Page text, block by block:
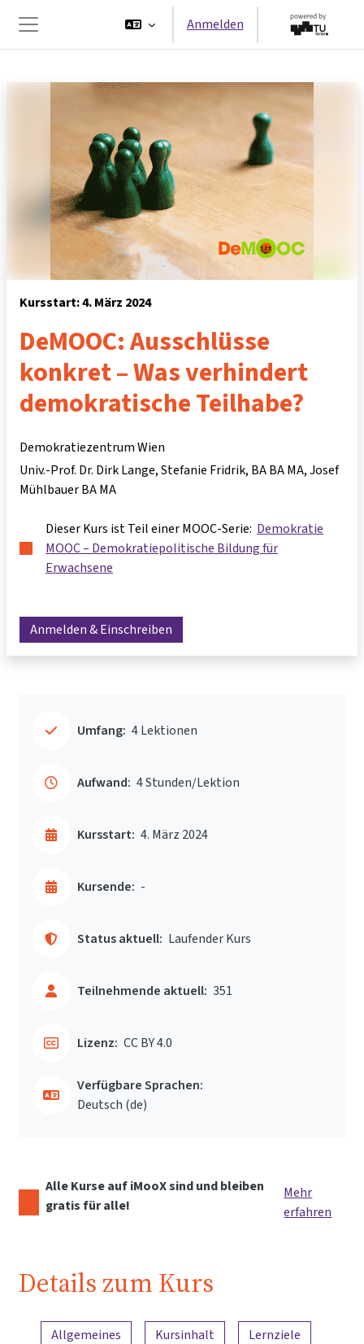
Website-Übersicht
Anmelden
Kursstart: 4. März 2024
DeMOOC: Ausschlüsse
konkret – Was verhindert
demokratische Teilhabe?
Demokratiezentrum Wien
Univ.-Prof. Dr. Dirk Lange Stefanie Fridrik, BA BA MA Josef
Mühlbauer BA MA
Dieser Kurs ist Teil einer MOOC-Serie: Demokratie
MOOC – Demokratiepolitische Bildung für
Erwachsene
Anmelden & Einschreiben
Umfang: 4 Lektionen
Aufwand: 4 Stunden/Lektion
Kursstart: 4. März 2024
Kursende: -
Status aktuell: Laufender Kurs
Teilnehmende aktuell: 351
Lizenz: CC BY 4.0
Verfügbare Sprachen:
Deutsch ‎(de)‎
Alle Kurse auf iMooX sind und bleiben
gratis für alle!
Mehr
erfahren
Details zum Kurs
Inhaltsübersicht
Allgemeines Kursinhalt
Lernziele